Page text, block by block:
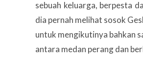
sebuah keluarga, berpesta
dia pernah melihat sosok
untuk mengikutinya bahkan
antara medan perang dan